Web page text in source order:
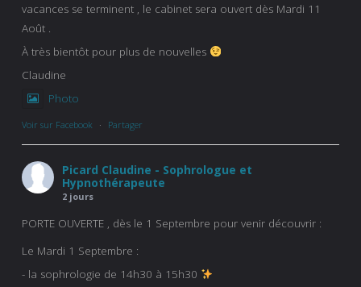
vacances se terminent , le cabinet sera ouvert dès Mardi 11
Août .
À très bientôt pour plus de nouvelles
Claudine
Photo
Voir sur Facebook · Partager
Picard Claudine - Sophrologue et
Hypnothérapeute
2 jours
PORTE OUVERTE , dès le 1 Septembre pour venir découvrir :
Le Mardi 1 Septembre :
- la sophrologie de 14h30 à 15h30